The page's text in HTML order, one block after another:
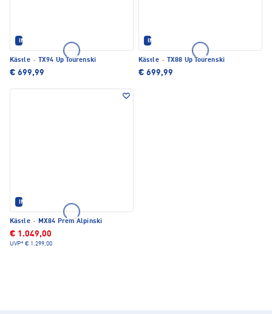
IM SET ERHÄLTLICH
Kästle · TX94 Up Tourenski
€ 699,99
IM SET ERHÄLTLICH
Kästle · TX88 Up Tourenski
€ 699,99
IM SET ERHÄLTLICH
Kästle · MX84 Prem Alpinski
€ 1.049,00
UVP* € 1.299,00